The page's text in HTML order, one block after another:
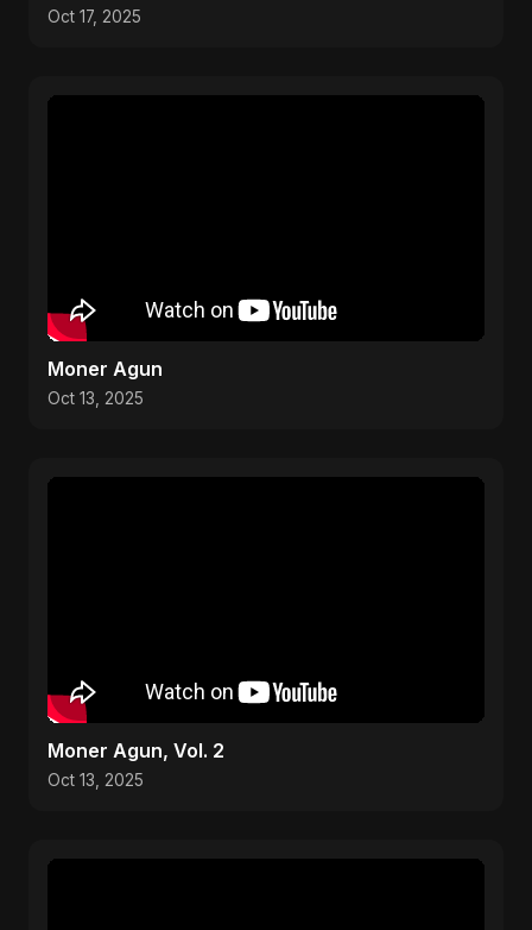
Oct 17, 2025
Moner Agun
Oct 13, 2025
Moner Agun, Vol. 2
Oct 13, 2025